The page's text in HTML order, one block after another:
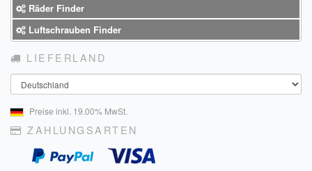
Räder Finder
Luftschrauben Finder
LIEFERLAND
Land
Preise inkl. 19.00% MwSt.
ZAHLUNGSARTEN